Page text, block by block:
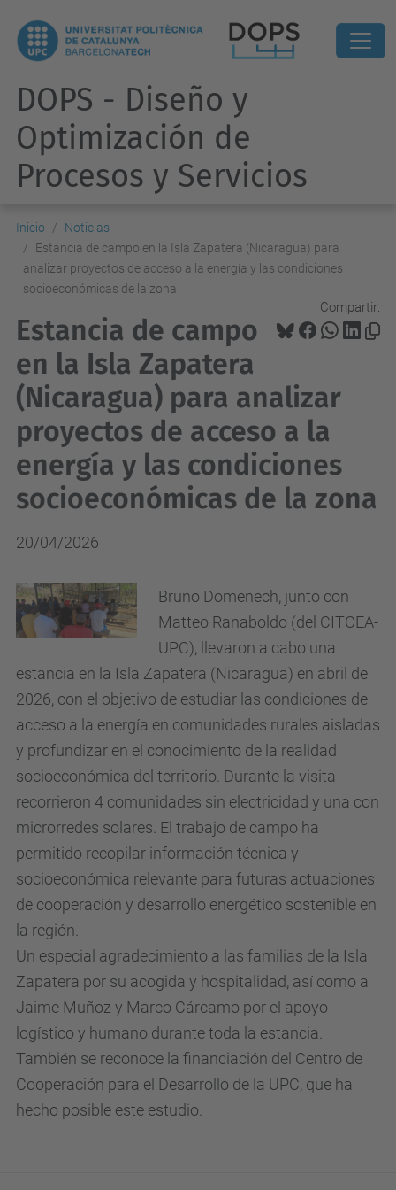
DOPS - Diseño y
Optimización de
Procesos y Servicios
Inicio
Noticias
Estancia de campo en la Isla Zapatera (Nicaragua) para
analizar proyectos de acceso a la energía y las condiciones
socioeconómicas de la zona
Compartir:
Estancia de campo
en la Isla Zapatera
(Nicaragua) para analizar
proyectos de acceso a la
energía y las condiciones
socioeconómicas de la zona
20/04/2026
Bruno Domenech, junto con
Matteo Ranaboldo (del CITCEA-
UPC), llevaron a cabo una
estancia en la Isla Zapatera (Nicaragua) en abril de
2026, con el objetivo de estudiar las condiciones de
acceso a la energía en comunidades rurales aisladas
y profundizar en el conocimiento de la realidad
socioeconómica del territorio. Durante la visita
recorrieron 4 comunidades sin electricidad y una con
microrredes solares. El trabajo de campo ha
permitido recopilar información técnica y
socioeconómica relevante para futuras actuaciones
de cooperación y desarrollo energético sostenible en
la región.
Un especial agradecimiento a las familias de la Isla
Zapatera por su acogida y hospitalidad, así como a
Jaime Muñoz y Marco Cárcamo por el apoyo
logístico y humano durante toda la estancia.
También se reconoce la financiación del Centro de
Cooperación para el Desarrollo de la UPC, que ha
hecho posible este estudio.